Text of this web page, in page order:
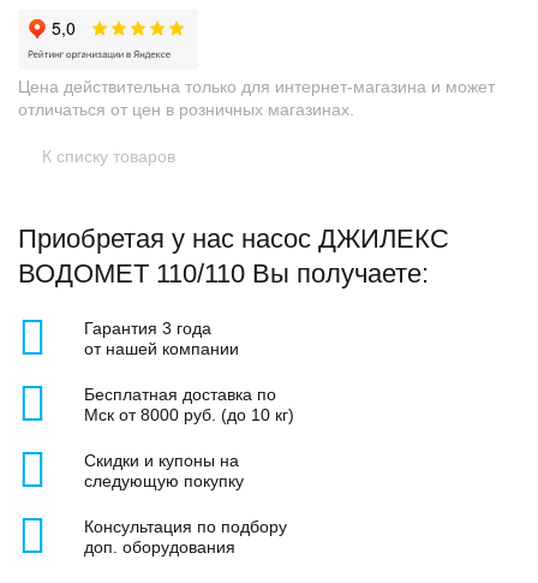
Цена действительна только для интернет-магазина и может
отличаться от цен в розничных магазинах.
К списку товаров
Приобретая у нас насос ДЖИЛЕКС
ВОДОМЕТ 110/110 Вы получаете:
Гарантия 3 года
от нашей компании
Бесплатная доставка по
Мск от 8000 руб. (до 10 кг)
Скидки и купоны на
следующую покупку
Консультация по подбору
доп. оборудования